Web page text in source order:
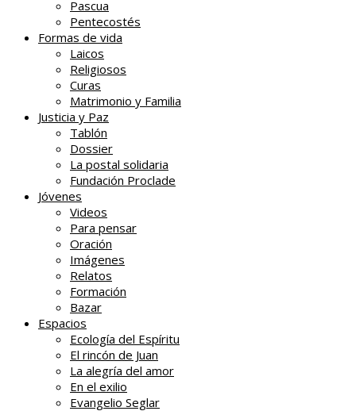
Pascua
Pentecostés
Formas de vida
Laicos
Religiosos
Curas
Matrimonio y Familia
Justicia y Paz
Tablón
Dossier
La postal solidaria
Fundación Proclade
Jóvenes
Videos
Para pensar
Oración
Imágenes
Relatos
Formación
Bazar
Espacios
Ecología del Espíritu
El rincón de Juan
La alegría del amor
En el exilio
Evangelio Seglar